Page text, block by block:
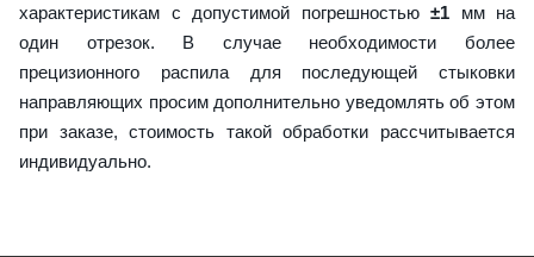
характеристикам с допустимой погрешностью ±1 мм на
один отрезок. В случае необходимости более
прецизионного распила для последующей стыковки
направляющих просим дополнительно уведомлять об этом
при заказе, стоимость такой обработки рассчитывается
индивидуально.